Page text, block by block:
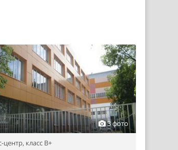
3 фото
центр, класс B+